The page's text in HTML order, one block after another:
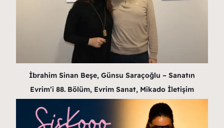
İbrahim Sinan Beşe, Günsu Saraçoğlu – Sanatın
Evrim’i 88. Bölüm, Evrim Sanat, Mikado İletişim